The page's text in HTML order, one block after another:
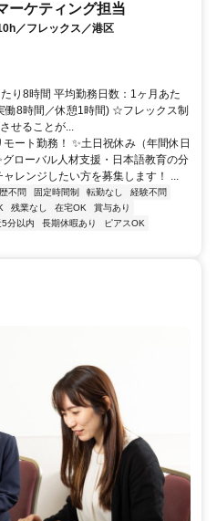
ーケティング担当
／フレックス／港区
り8時間 平均勤務日数：1ヶ月あた
働8時間／休憩1時間) ☆フレックス制
せることが...
ート勤務！ ✨土日祝休み（年間休日
ローバル人材支援・日本語教育の分
レンジしたい方を募集します！ ...
不問 固定時間制 転勤なし
経験不問
残業なし 在宅OK
賞与あり
5分以内 長期休暇あり
ピアスOK